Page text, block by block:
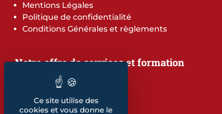
Mentions Légales
Politique de confidentialité
Conditions Générales et règlements
Notre offre de services et formation
Notre offre de formation
Notre dépliant formation
Les indicateurs
Ce site utilise des
cookies et vous donne le